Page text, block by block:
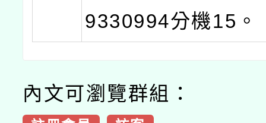
9330994分機15。
內文可瀏覽群組：